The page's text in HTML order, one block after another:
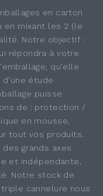
en carton
en mixant les 2 (le
Notre objectif :
répondra à votre
qu’elle
étude
puisse
de : protection /
en mousse,
tout vos produits.
grands axes
et indépendante,
Notre stock de
cannelure nous